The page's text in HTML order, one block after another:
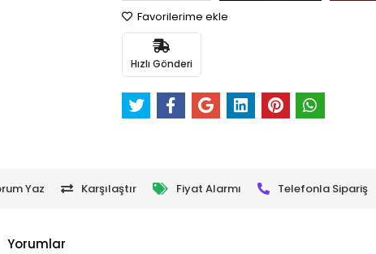
Favorilerime ekle
Hızlı Gönderi
Yaz Karşılaştır Fiyat Alarmı Telefonla Sipariş
Yorumlar